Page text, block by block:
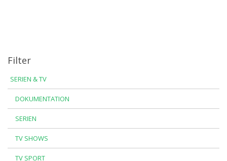
Filter
SERIEN & TV
DOKUMENTATION
SERIEN
TV SHOWS
TV SPORT